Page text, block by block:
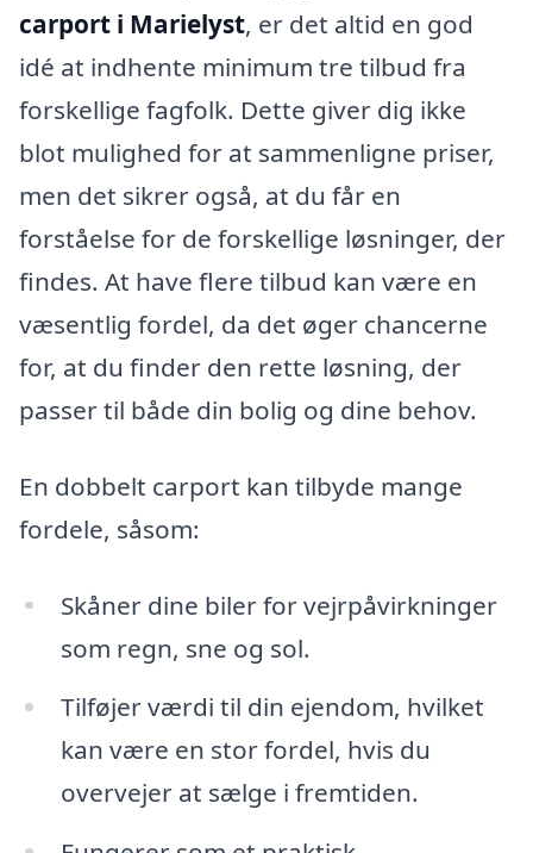
carport i Marielyst, er det altid en god
idé at indhente minimum tre tilbud fra
forskellige fagfolk. Dette giver dig ikke
blot mulighed for at sammenligne priser,
men det sikrer også, at du får en
forståelse for de forskellige løsninger, der
findes. At have flere tilbud kan være en
væsentlig fordel, da det øger chancerne
for, at du finder den rette løsning, der
passer til både din bolig og dine behov.
En dobbelt carport kan tilbyde mange
fordele, såsom:
Skåner dine biler for vejrpåvirkninger
som regn, sne og sol.
Tilføjer værdi til din ejendom, hvilket
kan være en stor fordel, hvis du
overvejer at sælge i fremtiden.